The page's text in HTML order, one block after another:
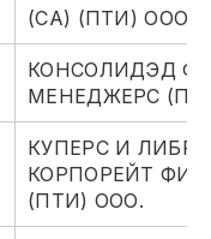
(СА) (ПТИ) ООО.
КОНСОЛИДЭД
МЕНЕДЖЕРС
КУПЕРС И
КОРПОРЕЙТ
(ПТИ) ООО.